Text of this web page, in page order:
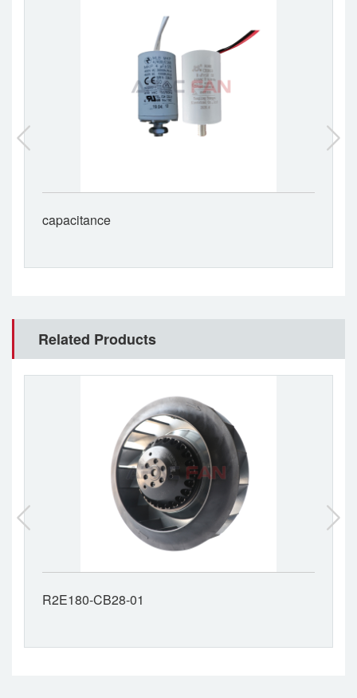
capacitance
Related Products
R2E180-CB28-01